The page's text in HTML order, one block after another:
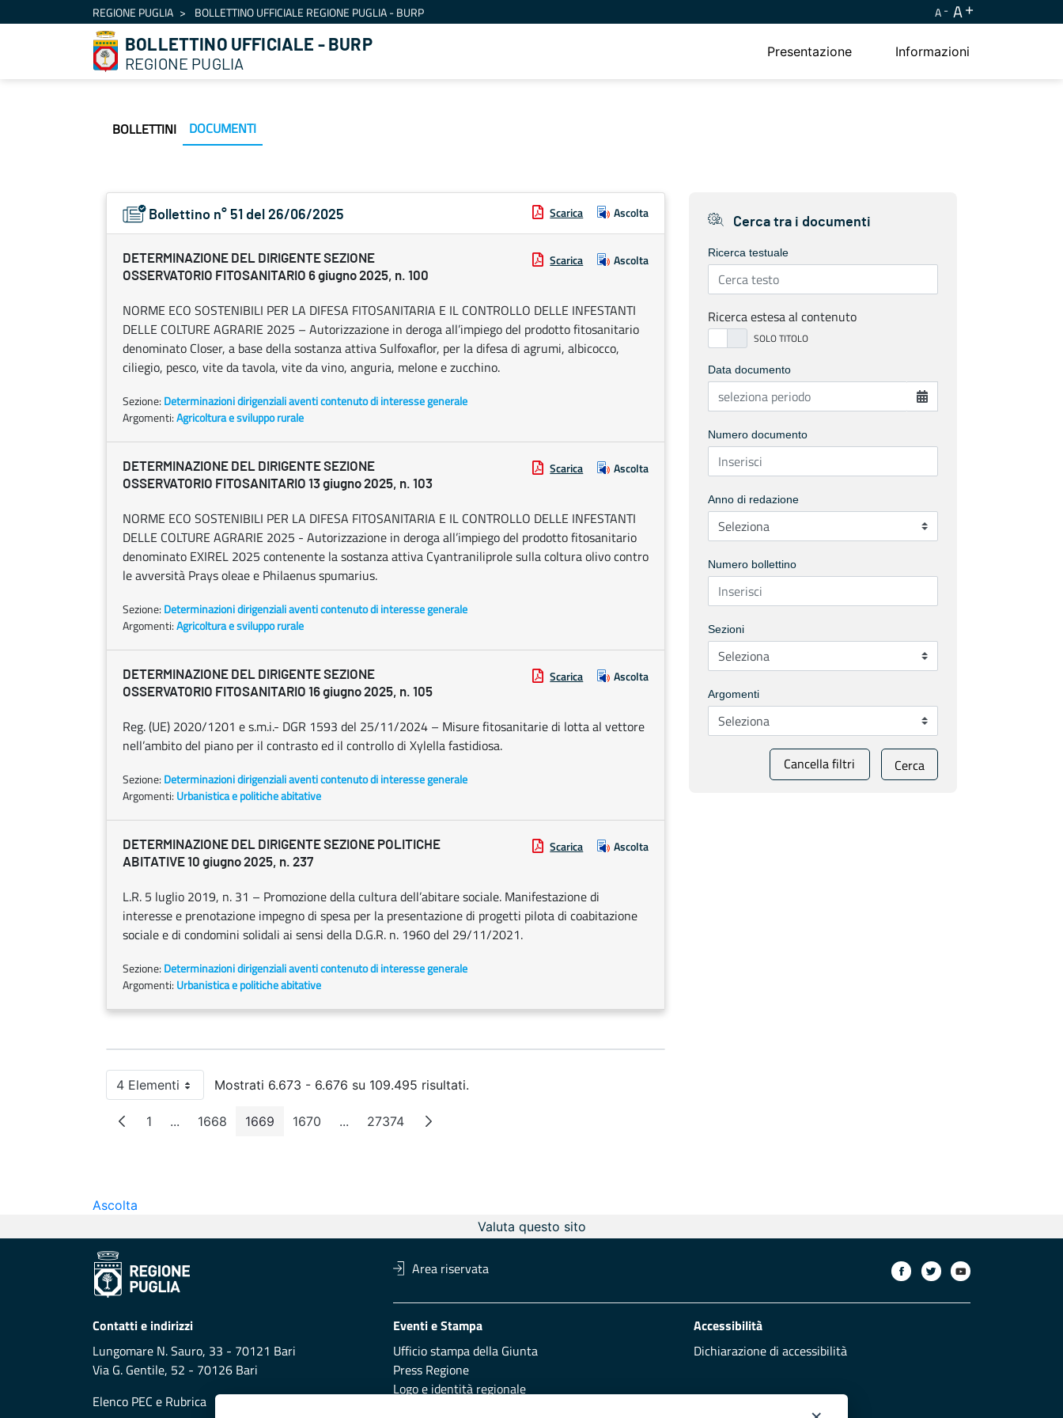
Salta al contenutoREGIONE PUGLIA BOLLETTINO UFFICIALE REGIONE PUGLIA - BURP A A
BOLLETTINO UFFICIALE - BURP
REGIONE PUGLIA
Presentazione Informazioni
BOLLETTINI DOCUMENTI
Bollettino n° 51 del 26/06/2025 Scarica Ascolta
DETERMINAZIONE DEL DIRIGENTE SEZIONE
OSSERVATORIO FITOSANITARIO 6 giugno 2025, n. 100
Scarica Ascolta
NORME ECO SOSTENIBILI PER LA DIFESA FITOSANITARIA E IL CONTROLLO DELLE INFESTANTI
DELLE COLTURE AGRARIE 2025 – Autorizzazione in deroga all’impiego del prodotto fitosanitario
denominato Closer, a base della sostanza attiva Sulfoxaflor, per la difesa di agrumi, albicocco,
ciliegio, pesco, vite da tavola, vite da vino, anguria, melone e zucchino.
Sezione: Determinazioni dirigenziali aventi contenuto di interesse generale
Argomenti:Agricoltura e sviluppo rurale
DETERMINAZIONE DEL DIRIGENTE SEZIONE
OSSERVATORIO FITOSANITARIO 13 giugno 2025, n. 103
Scarica Ascolta
NORME ECO SOSTENIBILI PER LA DIFESA FITOSANITARIA E IL CONTROLLO DELLE INFESTANTI
DELLE COLTURE AGRARIE 2025 - Autorizzazione in deroga all’impiego del prodotto fitosanitario
denominato EXIREL 2025 contenente la sostanza attiva Cyantraniliprole sulla coltura olivo contro
le avversità Prays oleae e Philaenus spumarius.
Sezione: Determinazioni dirigenziali aventi contenuto di interesse generale
Argomenti:Agricoltura e sviluppo rurale
DETERMINAZIONE DEL DIRIGENTE SEZIONE
OSSERVATORIO FITOSANITARIO 16 giugno 2025, n. 105
Scarica Ascolta
Reg. (UE) 2020/1201 e s.m.i.- DGR 1593 del 25/11/2024 – Misure fitosanitarie di lotta al vettore
nell’ambito del piano per il contrasto ed il controllo di Xylella fastidiosa.
Sezione: Determinazioni dirigenziali aventi contenuto di interesse generale
Argomenti: Urbanistica e politiche abitative
DETERMINAZIONE DEL DIRIGENTE SEZIONE POLITICHE
ABITATIVE 10 giugno 2025, n. 237
Scarica Ascolta
L.R. 5 luglio 2019, n. 31 – Promozione della cultura dell’abitare sociale. Manifestazione di
interesse e prenotazione impegno di spesa per la presentazione di progetti pilota di coabitazione
sociale e di condomini solidali ai sensi della D.G.R. n. 1960 del 29/11/2021.
Sezione: Determinazioni dirigenziali aventi contenuto di interesse generale
Argomenti: Urbanistica e politiche abitative
4 ElementiPer paginaMostrati 6.673 - 6.676 su 109.495 risultati.
Pagina
1 ...Pagine intermedie
Pagina
1668 Pagina
1669 Pagina
1670 ...Pagine intermedie
Pagina
27374
Cerca tra i documenti
Ricerca testuale
Ricerca estesa al contenuto
Data documento
Numero documento
Anno di redazione
Numero bollettino
Sezioni
Argomenti
Cancella filtri Cerca
Ascolta
Valuta questo sito
Area riservata
Contatti e indirizzi
Lungomare N. Sauro, 33 - 70121 Bari
Via G. Gentile, 52 - 70126 Bari
Elenco PEC e Rubrica
Eventi e Stampa
Ufficio stampa della Giunta
Press Regione
Logo e identità regionale
Accessibilità
Dichiarazione di accessibilità